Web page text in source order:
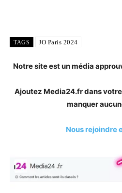
TAGS JO Paris 2024
Notre site est un média
Ajoutez Media24.fr dans
manquer
Nous rejoindre